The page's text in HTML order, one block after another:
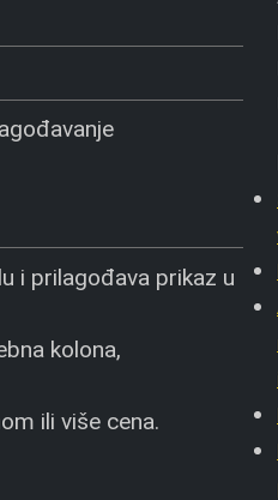
i prilagođava prikaz u
kolona,
ili više cena.